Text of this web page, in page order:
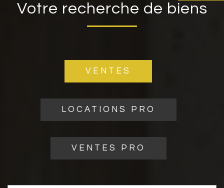
Votre recherche de biens
VENTES
LOCATIONS PRO
VENTES PRO